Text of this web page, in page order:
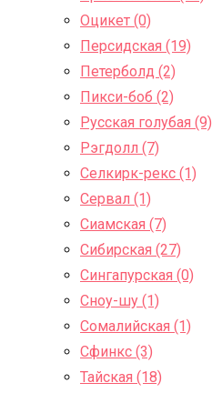
Оцикет (0)
Персидская (19)
Петерболд (2)
Пикси-боб (2)
Русская голубая (9)
Рэгдолл (7)
Селкирк-рекс (1)
Сервал (1)
Сиамская (7)
Сибирская (27)
Сингапурская (0)
Сноу-шу (1)
Сомалийская (1)
Сфинкс (3)
Тайская (18)